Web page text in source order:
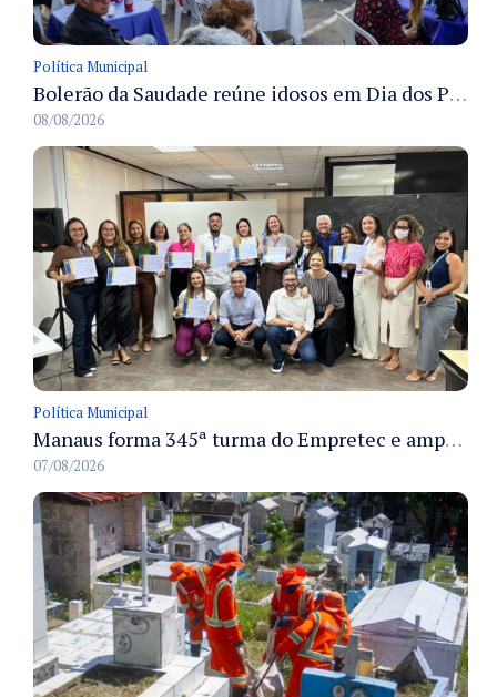
Política Municipal
Bolerão da Saudade reúne idosos em Dia dos Pais promovido pela Fundação Dr. Thomas em Manaus
08/08/2026
Política Municipal
Manaus forma 345ª turma do Empretec e amplia qualificação de empreendedores na cidade
07/08/2026